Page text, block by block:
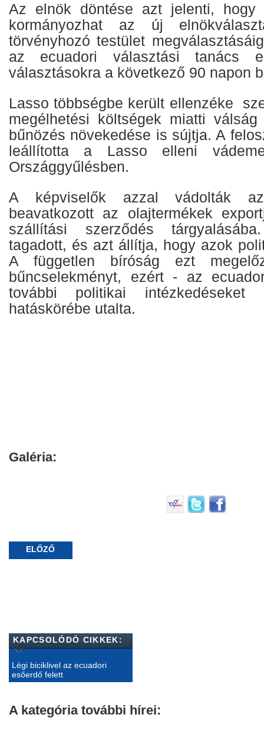
Az elnök döntése azt jelenti, hogy
kormányozhat az új
törvényhozó testület
az ecuadori választási tanács
választásokra a következő 90 napon
Lasso többségbe került ellenzéke
megélhetési költségek miatti
bűnözés növekedése is sújtja. A
leállította a Lasso elleni
Országgyűlésben.
A képviselők azzal vádolták
beavatkozott az olajtermékek
szállítási szerződés
tagadott, és azt állítja, hogy azok
A független bíróság ezt
bűncselekményt, ezért - az
további politikai intézkedéseket
hatáskörébe utalta.
Galéria:
ELŐZŐ
KAPCSOLÓDÓ CIKKEK:
Légi biciklivel az ecuadori
esőerdő felett
A kategória további hírei: